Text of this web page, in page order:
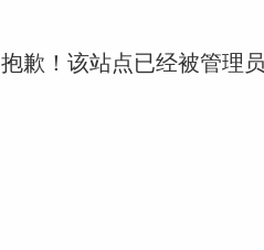
抱歉！该站点已经被管理